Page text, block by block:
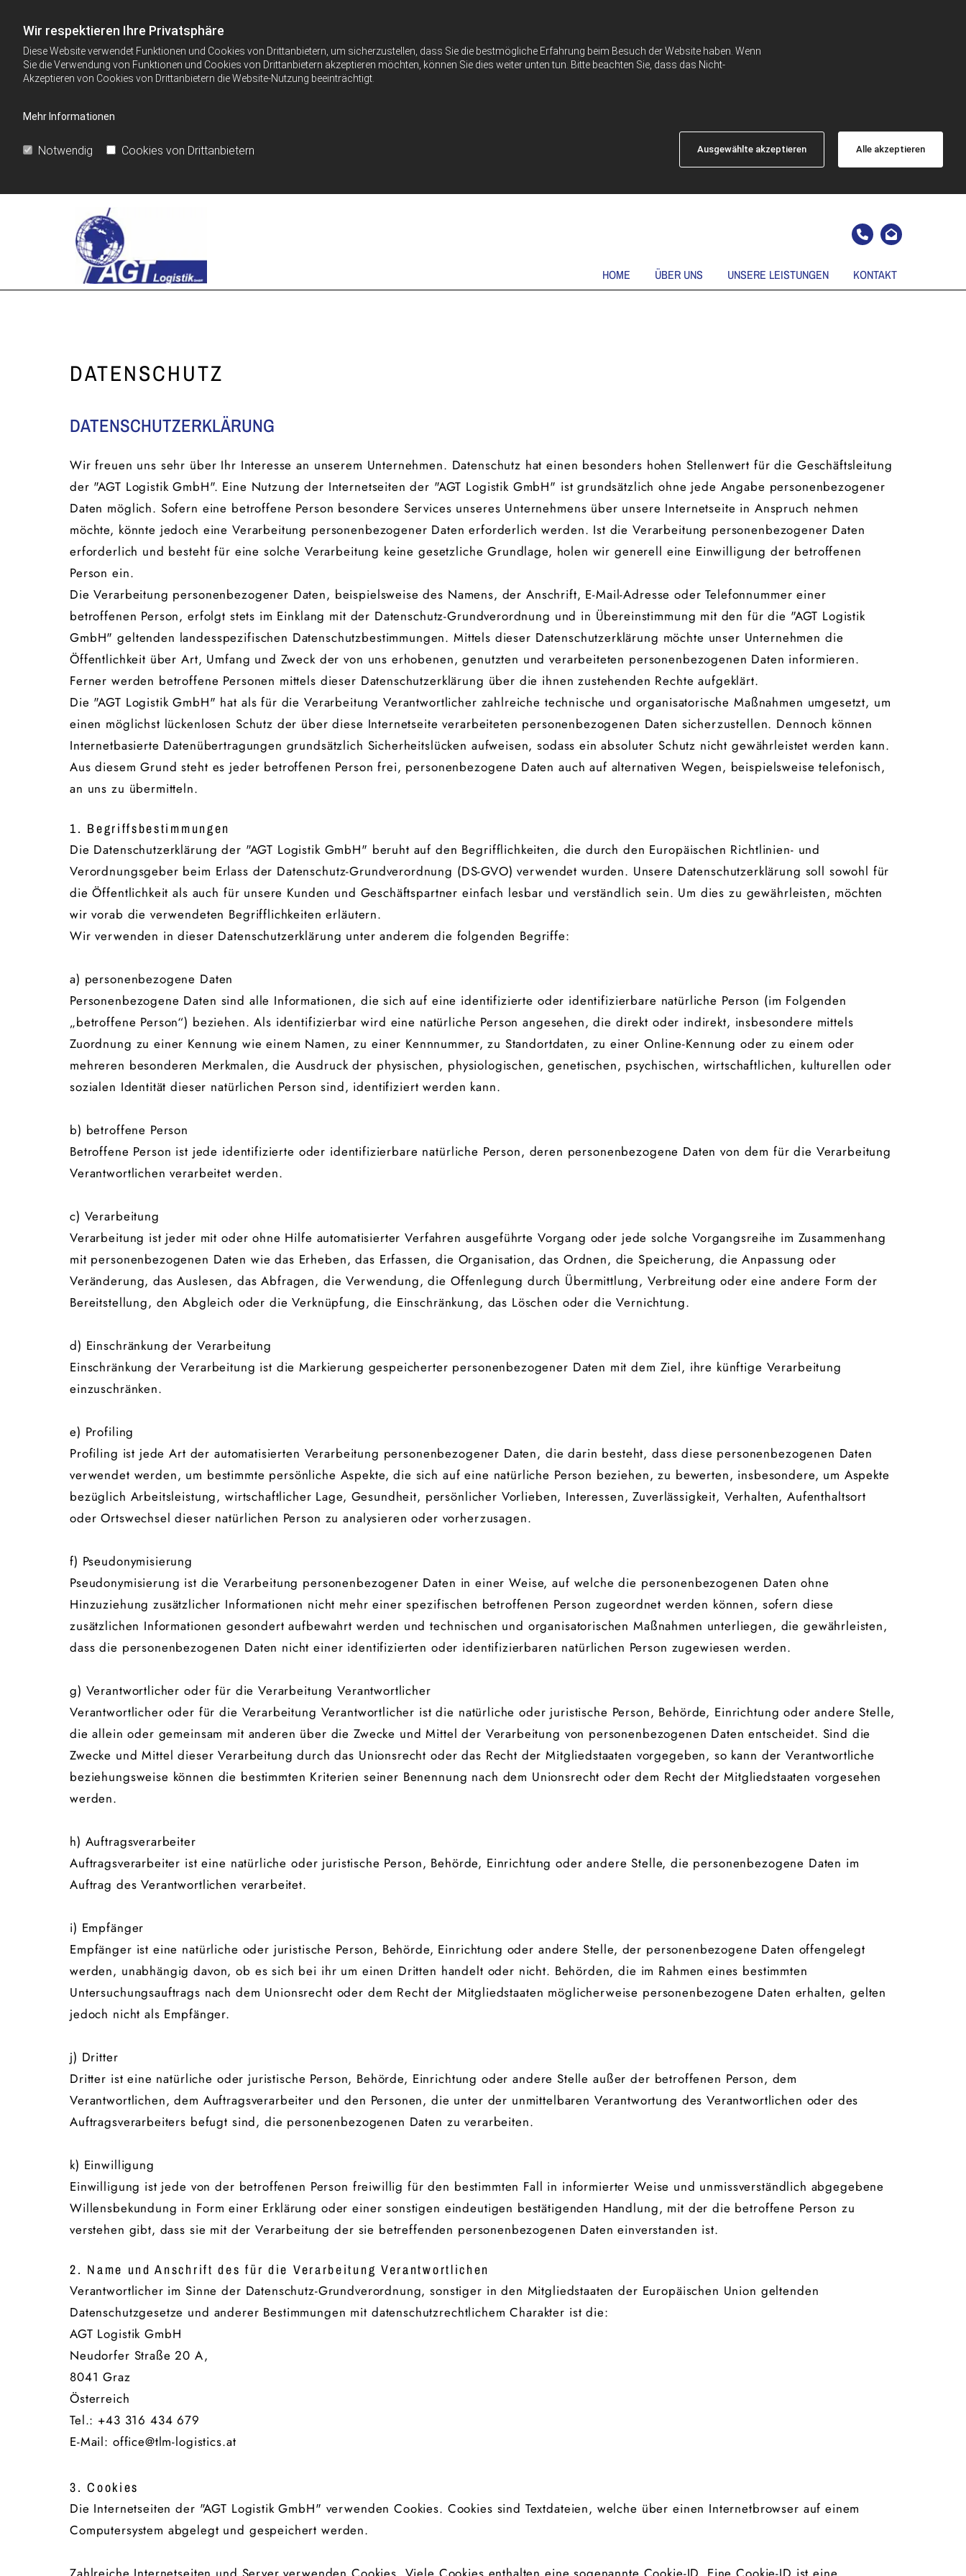
Wir respektieren Ihre Privatsphäre
Diese Website verwendet Funktionen und Cookies von Drittanbietern, um sicherzustellen, dass Sie die bestmögliche Erfahrung beim Besuch der Website haben. Wenn
Sie die Verwendung von Funktionen und Cookies von Drittanbietern akzeptieren möchten, können Sie dies weiter unten tun. Bitte beachten Sie, dass das Nicht-
Akzeptieren von Cookies von Drittanbietern die Website-Nutzung beeinträchtigt.
Mehr Informationen
Notwendig Cookies von Drittanbietern Ausgewählte akzeptieren Alle akzeptieren
HOME ÜBER UNS UNSERE LEISTUNGEN KONTAKT
DATENSCHUTZ
DATENSCHUTZERKLÄRUNG
Wir freuen uns sehr über Ihr Interesse an unserem Unternehmen. Datenschutz hat einen besonders hohen Stellenwert für die Geschäftsleitung
der "AGT Logistik GmbH". Eine Nutzung der Internetseiten der "AGT Logistik GmbH" ist grundsätzlich ohne jede Angabe personenbezogener
Daten möglich. Sofern eine betroffene Person besondere Services unseres Unternehmens über unsere Internetseite in Anspruch nehmen
möchte, könnte jedoch eine Verarbeitung personenbezogener Daten erforderlich werden. Ist die Verarbeitung personenbezogener Daten
erforderlich und besteht für eine solche Verarbeitung keine gesetzliche Grundlage, holen wir generell eine Einwilligung der betroffenen
Person ein.
Die Verarbeitung personenbezogener Daten, beispielsweise des Namens, der Anschrift, E-Mail-Adresse oder Telefonnummer einer
betroffenen Person, erfolgt stets im Einklang mit der Datenschutz-Grundverordnung und in Übereinstimmung mit den für die "AGT Logistik
GmbH" geltenden landesspezifischen Datenschutzbestimmungen. Mittels dieser Datenschutzerklärung möchte unser Unternehmen die
Öffentlichkeit über Art, Umfang und Zweck der von uns erhobenen, genutzten und verarbeiteten personenbezogenen Daten informieren.
Ferner werden betroffene Personen mittels dieser Datenschutzerklärung über die ihnen zustehenden Rechte aufgeklärt.
Die "AGT Logistik GmbH" hat als für die Verarbeitung Verantwortlicher zahlreiche technische und organisatorische Maßnahmen umgesetzt, um
einen möglichst lückenlosen Schutz der über diese Internetseite verarbeiteten personenbezogenen Daten sicherzustellen. Dennoch können
Internetbasierte Datenübertragungen grundsätzlich Sicherheitslücken aufweisen, sodass ein absoluter Schutz nicht gewährleistet werden kann.
Aus diesem Grund steht es jeder betroffenen Person frei, personenbezogene Daten auch auf alternativen Wegen, beispielsweise telefonisch,
an uns zu übermitteln.
1. Begriffsbestimmungen
Die Datenschutzerklärung der "AGT Logistik GmbH" beruht auf den Begrifflichkeiten, die durch den Europäischen Richtlinien- und
Verordnungsgeber beim Erlass der Datenschutz-Grundverordnung (DS-GVO) verwendet wurden. Unsere Datenschutzerklärung soll sowohl für
die Öffentlichkeit als auch für unsere Kunden und Geschäftspartner einfach lesbar und verständlich sein. Um dies zu gewährleisten, möchten
wir vorab die verwendeten Begrifflichkeiten erläutern.
Wir verwenden in dieser Datenschutzerklärung unter anderem die folgenden Begriffe:
a) personenbezogene Daten
Personenbezogene Daten sind alle Informationen, die sich auf eine identifizierte oder identifizierbare natürliche Person (im Folgenden
„betroffene Person“) beziehen. Als identifizierbar wird eine natürliche Person angesehen, die direkt oder indirekt, insbesondere mittels
Zuordnung zu einer Kennung wie einem Namen, zu einer Kennnummer, zu Standortdaten, zu einer Online-Kennung oder zu einem oder
mehreren besonderen Merkmalen, die Ausdruck der physischen, physiologischen, genetischen, psychischen, wirtschaftlichen, kulturellen oder
sozialen Identität dieser natürlichen Person sind, identifiziert werden kann.
b) betroffene Person
Betroffene Person ist jede identifizierte oder identifizierbare natürliche Person, deren personenbezogene Daten von dem für die Verarbeitung
Verantwortlichen verarbeitet werden.
c) Verarbeitung
Verarbeitung ist jeder mit oder ohne Hilfe automatisierter Verfahren ausgeführte Vorgang oder jede solche Vorgangsreihe im Zusammenhang
mit personenbezogenen Daten wie das Erheben, das Erfassen, die Organisation, das Ordnen, die Speicherung, die Anpassung oder
Veränderung, das Auslesen, das Abfragen, die Verwendung, die Offenlegung durch Übermittlung, Verbreitung oder eine andere Form der
Bereitstellung, den Abgleich oder die Verknüpfung, die Einschränkung, das Löschen oder die Vernichtung.
d) Einschränkung der Verarbeitung
Einschränkung der Verarbeitung ist die Markierung gespeicherter personenbezogener Daten mit dem Ziel, ihre künftige Verarbeitung
einzuschränken.
e) Profiling
Profiling ist jede Art der automatisierten Verarbeitung personenbezogener Daten, die darin besteht, dass diese personenbezogenen Daten
verwendet werden, um bestimmte persönliche Aspekte, die sich auf eine natürliche Person beziehen, zu bewerten, insbesondere, um Aspekte
bezüglich Arbeitsleistung, wirtschaftlicher Lage, Gesundheit, persönlicher Vorlieben, Interessen, Zuverlässigkeit, Verhalten, Aufenthaltsort
oder Ortswechsel dieser natürlichen Person zu analysieren oder vorherzusagen.
f) Pseudonymisierung
Pseudonymisierung ist die Verarbeitung personenbezogener Daten in einer Weise, auf welche die personenbezogenen Daten ohne
Hinzuziehung zusätzlicher Informationen nicht mehr einer spezifischen betroffenen Person zugeordnet werden können, sofern diese
zusätzlichen Informationen gesondert aufbewahrt werden und technischen und organisatorischen Maßnahmen unterliegen, die gewährleisten,
dass die personenbezogenen Daten nicht einer identifizierten oder identifizierbaren natürlichen Person zugewiesen werden.
g) Verantwortlicher oder für die Verarbeitung Verantwortlicher
Verantwortlicher oder für die Verarbeitung Verantwortlicher ist die natürliche oder juristische Person, Behörde, Einrichtung oder andere Stelle,
die allein oder gemeinsam mit anderen über die Zwecke und Mittel der Verarbeitung von personenbezogenen Daten entscheidet. Sind die
Zwecke und Mittel dieser Verarbeitung durch das Unionsrecht oder das Recht der Mitgliedstaaten vorgegeben, so kann der Verantwortliche
beziehungsweise können die bestimmten Kriterien seiner Benennung nach dem Unionsrecht oder dem Recht der Mitgliedstaaten vorgesehen
werden.
h) Auftragsverarbeiter
Auftragsverarbeiter ist eine natürliche oder juristische Person, Behörde, Einrichtung oder andere Stelle, die personenbezogene Daten im
Auftrag des Verantwortlichen verarbeitet.
i) Empfänger
Empfänger ist eine natürliche oder juristische Person, Behörde, Einrichtung oder andere Stelle, der personenbezogene Daten offengelegt
werden, unabhängig davon, ob es sich bei ihr um einen Dritten handelt oder nicht. Behörden, die im Rahmen eines bestimmten
Untersuchungsauftrags nach dem Unionsrecht oder dem Recht der Mitgliedstaaten möglicherweise personenbezogene Daten erhalten, gelten
jedoch nicht als Empfänger.
j) Dritter
Dritter ist eine natürliche oder juristische Person, Behörde, Einrichtung oder andere Stelle außer der betroffenen Person, dem
Verantwortlichen, dem Auftragsverarbeiter und den Personen, die unter der unmittelbaren Verantwortung des Verantwortlichen oder des
Auftragsverarbeiters befugt sind, die personenbezogenen Daten zu verarbeiten.
k) Einwilligung
Einwilligung ist jede von der betroffenen Person freiwillig für den bestimmten Fall in informierter Weise und unmissverständlich abgegebene
Willensbekundung in Form einer Erklärung oder einer sonstigen eindeutigen bestätigenden Handlung, mit der die betroffene Person zu
verstehen gibt, dass sie mit der Verarbeitung der sie betreffenden personenbezogenen Daten einverstanden ist.
2. Name und Anschrift des für die Verarbeitung Verantwortlichen
Verantwortlicher im Sinne der Datenschutz-Grundverordnung, sonstiger in den Mitgliedstaaten der Europäischen Union geltenden
Datenschutzgesetze und anderer Bestimmungen mit datenschutzrechtlichem Charakter ist die:
AGT Logistik GmbH
Neudorfer Straße 20 A,
8041 Graz
Österreich
Tel.: +43 316 434 679
E-Mail: office@tlm-logistics.at
3. Cookies
Die Internetseiten der "AGT Logistik GmbH" verwenden Cookies. Cookies sind Textdateien, welche über einen Internetbrowser auf einem
Computersystem abgelegt und gespeichert werden.